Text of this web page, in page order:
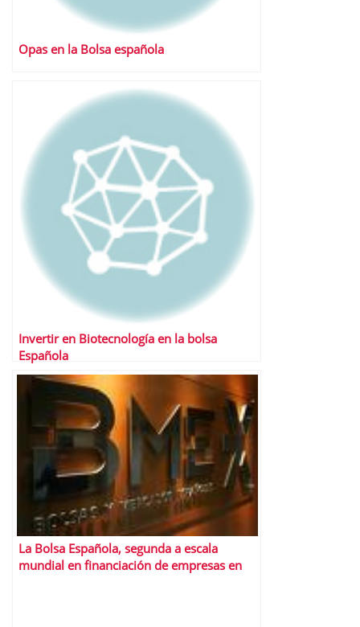
Opas en la Bolsa española
Invertir en Biotecnología en la bolsa
Española
La Bolsa Española, segunda a escala
mundial en financiación de empresas en